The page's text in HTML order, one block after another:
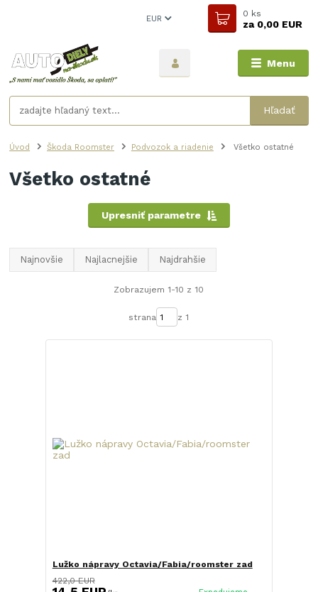
Menu
EUR
Hľadať
0 ks
za0,00 EUR
Úvod Škoda Roomster Podvozok a riadenie Všetko ostatné
Všetko ostatné
Upresniť parametre
Najnovšie Najlacnejšie Najdrahšie
Zobrazujem 1-10 z 10
strana z 1
Lužko nápravy Octavia/Fabia/roomster zad
422,0 EUR